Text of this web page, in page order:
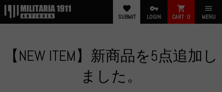
favorite
SUBMIT
vpn_key
LOGIN
shopping_cart
CART 0
menu
MENU
【NEW ITEM】新商品を5点追加し
ました。